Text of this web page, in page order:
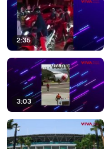
2:35
3:03